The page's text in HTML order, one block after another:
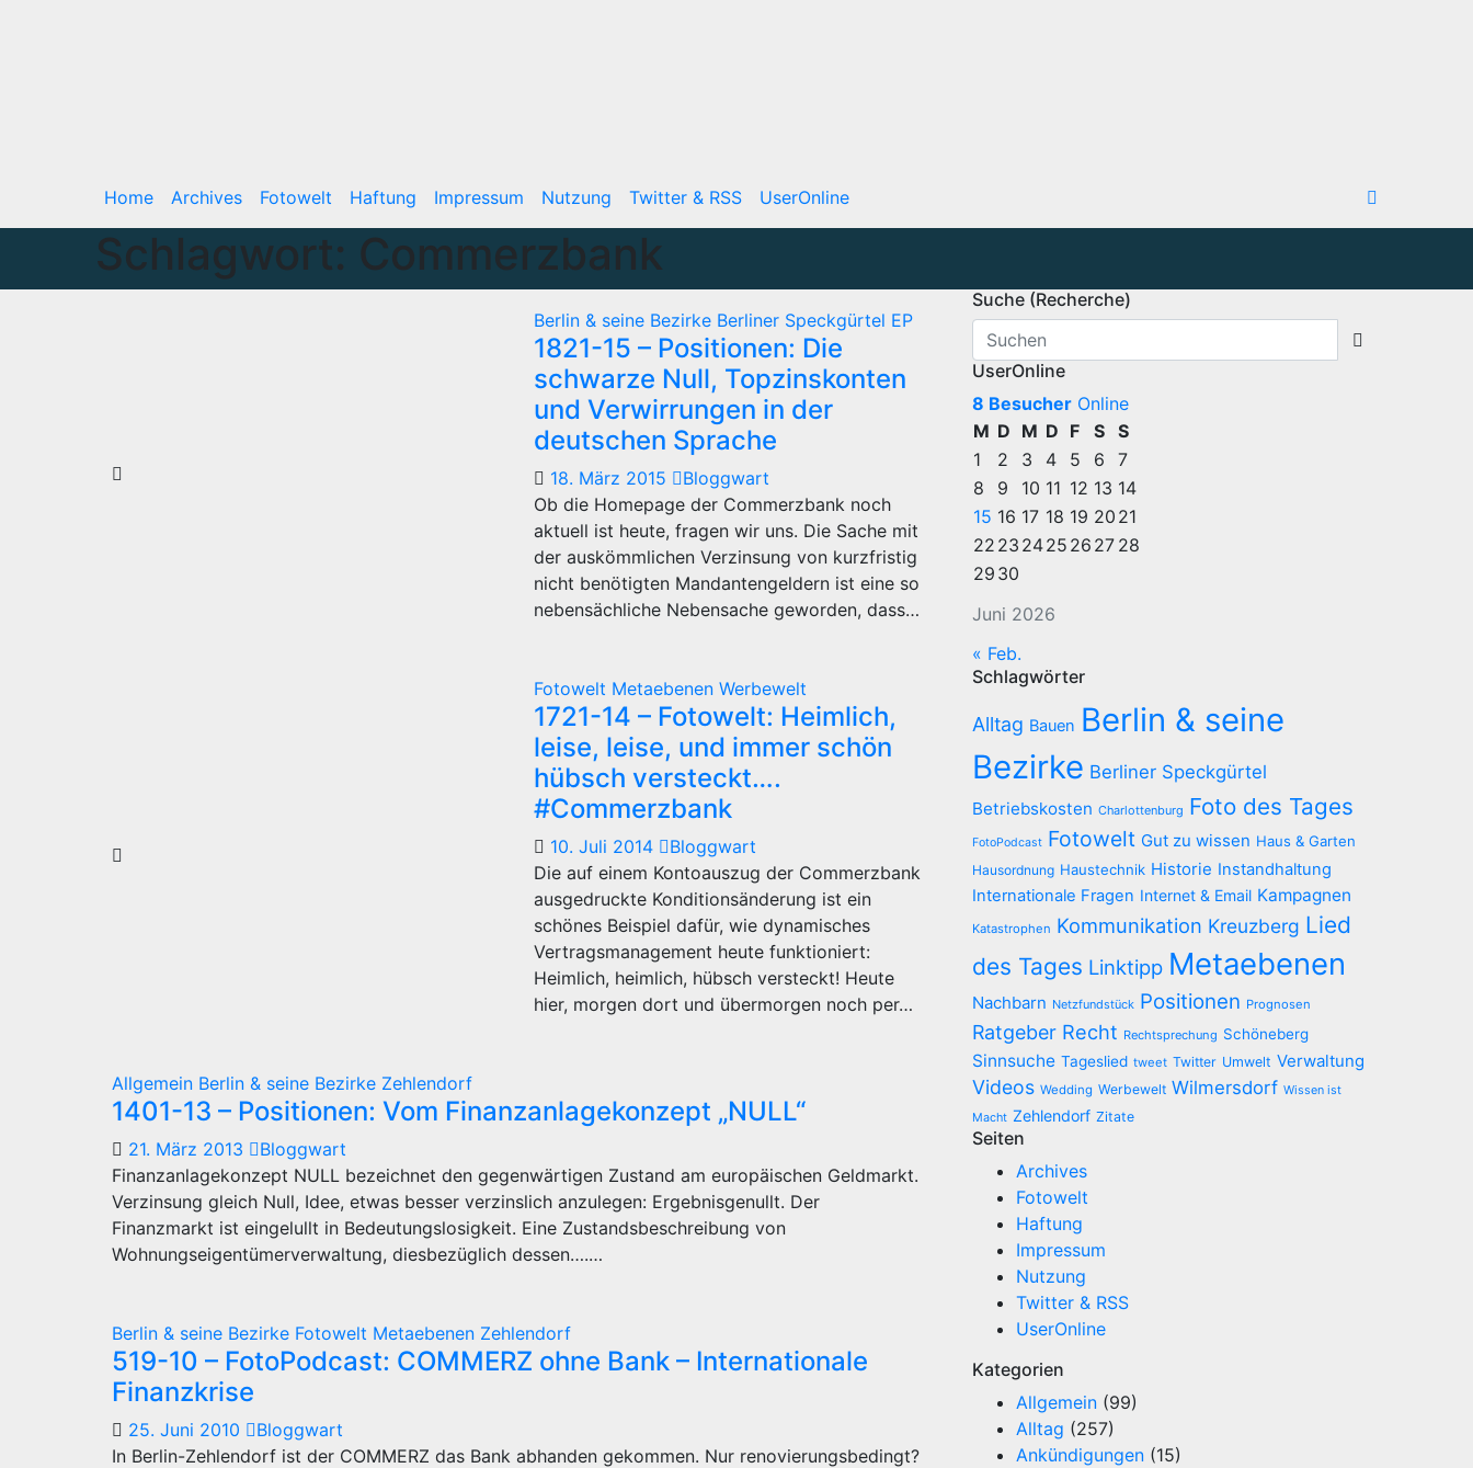
Home Archives Fotowelt Haftung Impressum Nutzung Twitter & RSS UserOnline
Schlagwort: Commerzbank
Berlin & seine Bezirke Berliner Speckgürtel EP
1821-15 – Positionen: Die
schwarze Null, Topzinskonten
und Verwirrungen in der
deutschen Sprache
18. März 2015
Bloggwart
Ob die Homepage der Commerzbank noch
aktuell ist heute, fragen wir uns. Die Sache mit
der auskömmlichen Verzinsung von kurzfristig
nicht benötigten Mandantengeldern ist eine so
nebensächliche Nebensache geworden, dass…
Fotowelt Metaebenen Werbewelt
1721-14 – Fotowelt: Heimlich,
leise, leise, und immer schön
hübsch versteckt….
#Commerzbank
10. Juli 2014
Bloggwart
Die auf einem Kontoauszug der Commerzbank
ausgedruckte Konditionsänderung ist ein
schönes Beispiel dafür, wie dynamisches
Vertragsmanagement heute funktioniert:
Heimlich, heimlich, hübsch versteckt! Heute
hier, morgen dort und übermorgen noch per…
Allgemein Berlin & seine Bezirke Zehlendorf
1401-13 – Positionen: Vom Finanzanlagekonzept „NULL“
21. März 2013
Bloggwart
Finanzanlagekonzept NULL bezeichnet den gegenwärtigen Zustand am europäischen Geldmarkt.
Verzinsung gleich Null, Idee, etwas besser verzinslich anzulegen: Ergebnisgenullt. Der
Finanzmarkt ist eingelullt in Bedeutungslosigkeit. Eine Zustandsbeschreibung von
Wohnungseigentümerverwaltung, diesbezüglich dessen….…
Berlin & seine Bezirke Fotowelt Metaebenen Zehlendorf
519-10 – FotoPodcast: COMMERZ ohne Bank – Internationale
Finanzkrise
25. Juni 2010
Bloggwart
In Berlin-Zehlendorf ist der COMMERZ das Bank abhanden gekommen. Nur renovierungsbedingt?
Suche (Recherche)
UserOnline
8 Besucher Online
Juni 2026
M D M D F S S
1
2 3 4 5 6
7
8
9 10 11 12 13 14
15 16 17 18 19 20 21
22 23 2425 26 27 28
29 30
« Feb.
Schlagwörter
Alltag Bauen Berlin & seine
Bezirke Berliner Speckgürtel
Betriebskosten Charlottenburg Foto des Tages
FotoPodcast Fotowelt Gut zu wissen Haus & Garten
Hausordnung Haustechnik Historie Instandhaltung
Internationale Fragen Internet & Email Kampagnen
Katastrophen Kommunikation Kreuzberg Lied
des Tages Linktipp Metaebenen
Nachbarn Netzfundstück Positionen Prognosen
Ratgeber Recht Rechtsprechung Schöneberg
Sinnsuche Tageslied tweet Twitter Umwelt Verwaltung
Videos Wedding Werbewelt Wilmersdorf Wissen ist
Macht Zehlendorf Zitate
Seiten
Archives
Fotowelt
Haftung
Impressum
Nutzung
Twitter & RSS
UserOnline
Kategorien
Allgemein (99)
Alltag (257)
Ankündigungen (15)